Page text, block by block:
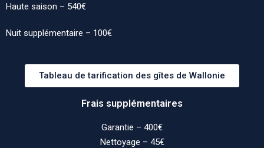
Haute saison – 540€
Nuit supplémentaire – 100€
Tableau de tarification des gîtes de Wallonie
Frais supplémentaires
Garantie – 400€
Nettoyage – 45€